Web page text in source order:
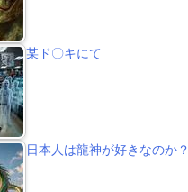
某ド〇キにて
日本人は龍神が好きなのか？